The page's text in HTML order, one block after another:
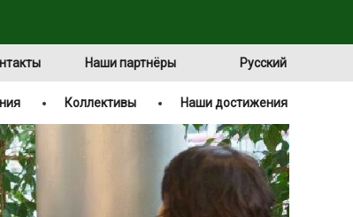
Наши партнёры Русский
Коллективы Наши достижения